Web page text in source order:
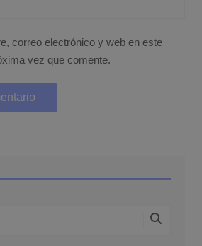
correo electrónico y web en este
vez que comente.